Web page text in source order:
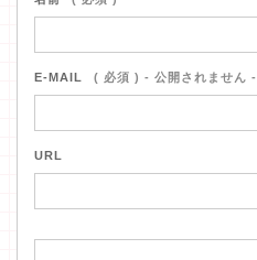
E-MAIL ( 必須 ) - 公開されません -
URL